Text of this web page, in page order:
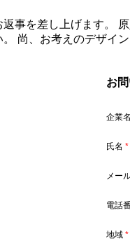
事を差し上げます。
尚、お考えのデザイ
お
企業名
氏名 *
メー
電話
地域 *